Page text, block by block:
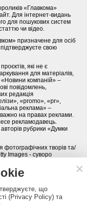
«Главкома»
Для інтернет-видань
для пошукових систем
чи відео.
призначене для осіб
свою
які не є
для матеріалів,
компаній» –
повідомлень,
редакція
«promo», «pr»,
реклама» –
на правах реклами.
рекламодавець.
рубрики «Думки
фотографічних творів та/
Images - суворо
сайту
що
(Privacy Policy) та